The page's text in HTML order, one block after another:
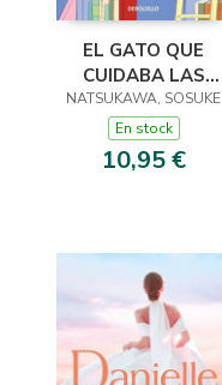
EL GATO QUE
CUIDABA LAS
BIBLIOTECAS
NATSUKAWA, SOSUKE
En stock
10,95 €